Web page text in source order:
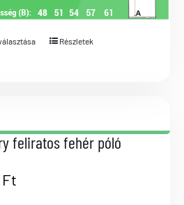
Részletek
feliratos fehér póló
Ft